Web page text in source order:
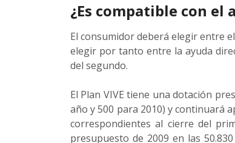
¿Es compatible con el
El consumidor deberá elegir entre
elegir por tanto entre la ayuda
del segundo.
El Plan VIVE tiene una dotación
año y 500 para 2010) y continuará
correspondientes al cierre del
presupuesto de 2009 en las